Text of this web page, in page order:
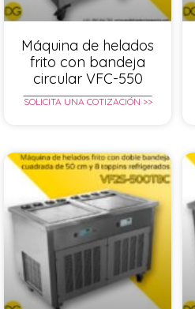
Máquina de helados
frito con bandeja
circular VFC-550
SOLICITA UNA COTIZACIÓN >>